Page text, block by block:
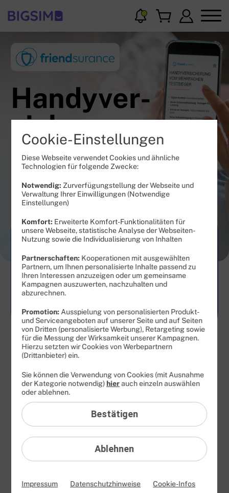
Handyver-
sicherung
Mit bester
Schadensregulierung
TÄGLICH KÜNDBAR
Ab399
€ mtl.
Chip Testnote:
Sehr gut
Cookie-Einstellungen
Diese Webseite verwendet Cookies und ähnliche
Technologien für folgende Zwecke:
Notwendig: Zurverfügungstellung der Webseite und
Verwaltung Ihrer Einwilligungen (Notwendige
Einstellungen)
Komfort: Erweiterte Komfort-Funktionalitäten für
unsere Webseite, statistische Analyse der Webseiten-
Nutzung sowie die Individualisierung von Inhalten
Partnerschaften: Kooperationen mit ausgewählten
Partnern, um Ihnen personalisierte Inhalte passend zu
Ihren Interessen anzuzeigen oder um gemeinsame
Kampagnen auszuwerten, nachzuhalten und
abzurechnen.
Promotion: Ausspielung von personalisierten Produkt-
und Serviceangeboten auf unserer Seite und auf Seiten
von Dritten (personalisierte Werbung), Retargeting sowie
für die Messung der Wirksamkeit unserer Kampagnen.
Hierzu setzten wir Cookies von Werbepartnern
(Drittanbieter) ein.
Ablehnen
Sie können die Verwendung von Cookies (mit Ausnahme
der Kategorie notwendig) hierauch einzeln auswählen
oder ablehnen.
Bestätigen
Impressum Datenschutzhinweise Cookie-Infos